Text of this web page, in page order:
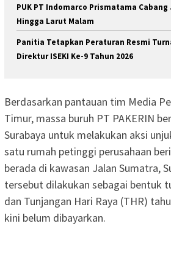
PUK PT Indomarco Prismatama
Hingga Larut Malam
Panitia Tetapkan Peraturan Resmi
Direktur ISEKI Ke-9 Tahun 2026
Berdasarkan pantauan tim Media
Timur, massa buruh PT PAKERIN
Surabaya untuk melakukan aksi
satu rumah petinggi perusahaan
berada di kawasan Jalan Sumatra,
tersebut dilakukan sebagai bentuk
dan Tunjangan Hari Raya (THR)
kini belum dibayarkan.